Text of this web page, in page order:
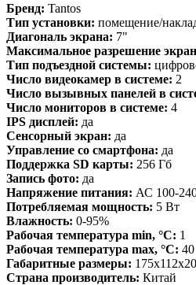
Бренд: Tantos
Тип установки: помещение/
Диагональ экрана: 7"
Максимальное разрешение
Тип подъездной системы:
Число видеокамер в системе: 2
Число вызывных панелей в
Число мониторов в системе: 4
IPS дисплей: да
Сенсорный экран: да
Управление со смартфона: да
Поддержка SD карты: 256 Гб
Запись фото: да
Напряжение питания: АС 100-
Потребляемая мощность: 5 Вт
Влажность: 0-95%
Рабочая температура min, °С: 1
Рабочая температура max, °С: 40
Габаритные размеры:
Страна производитель: Китай